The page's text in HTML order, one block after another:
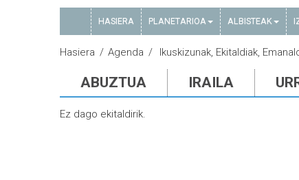
HASIERA PLANETARIOA ALBISTEAK
Hasiera Agenda Ikuskizunak, Ekitaldiak,
ABUZTUA IRAILA
Ez dago ekitaldirik.